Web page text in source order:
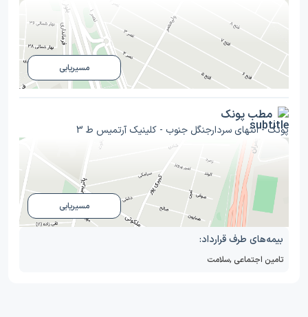
مسیریابی
مطب پونک
پونک - انتهای سردارجنگل جنوب - کلینیک آرتمیس ط 3
مسیریابی
بیمه‌های طرف قرارداد:
تامین اجتماعی ,سلامت